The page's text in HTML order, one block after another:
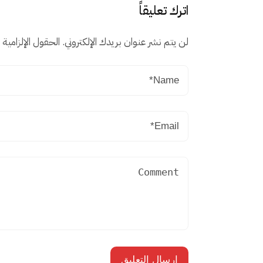
اترك تعليقاً
لن يتم نشر عنوان بريدك الإلكتروني. الحقول